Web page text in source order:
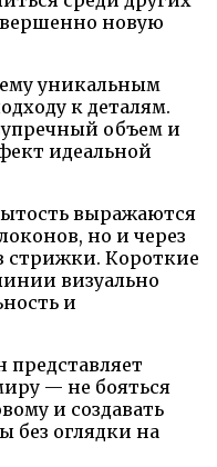
новую
уникальным
к деталям.
объем и
идеальной
выражаются
но и через
стрижки. Короткие
визуально
и
— не бояться
и создавать
без оглядки на